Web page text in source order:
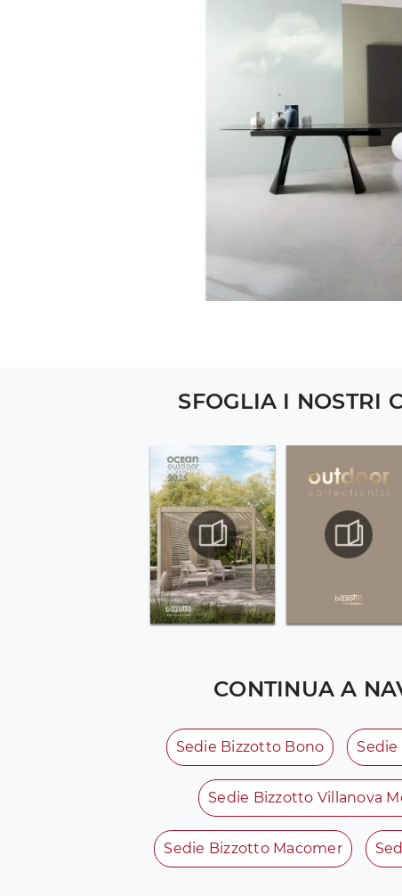
SFOGLIA I NOSTRI
CONTINUA A
Sedie Bizzotto Bono Sedie
Sedie Bizzotto Villanova
Sedie Bizzotto Macomer